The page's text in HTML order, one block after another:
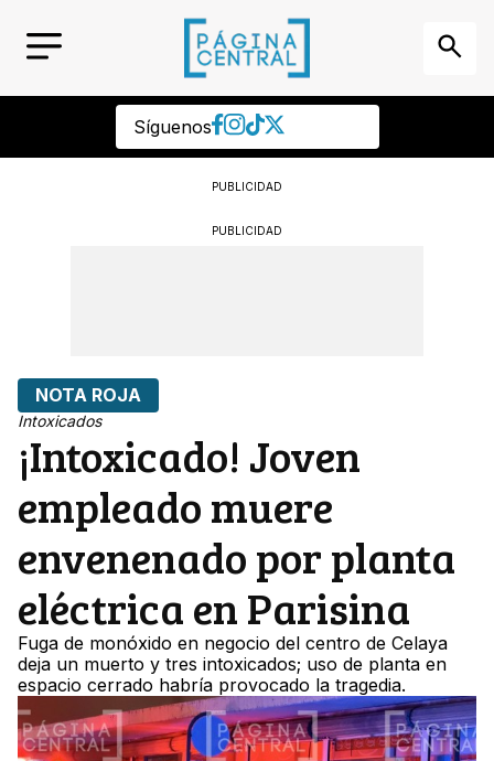
Síguenos
PUBLICIDAD
PUBLICIDAD
NOTA ROJA
Intoxicados
¡Intoxicado! Joven
empleado muere
envenenado por planta
eléctrica en Parisina
Fuga de monóxido en negocio del centro de Celaya
deja un muerto y tres intoxicados; uso de planta en
espacio cerrado habría provocado la tragedia.